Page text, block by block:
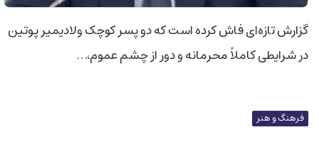
گزارش تازه‌ای فاش کرده است که دو پسر کوچک ولادیمیر پوتین
در شرایطی کاملاً محرمانه و دور از چشم عموم،…
فرهنگ و هنر